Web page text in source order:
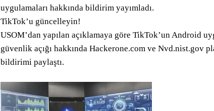
uygulamaları hakkında bildirim yayımladı.
TikTok’u güncelleyin!
USOM’dan yapılan açıklamaya göre TikTok’un Android
güvenlik açığı hakkında Hackerone.com ve Nvd.nist.gov
bildirimi paylaştı.